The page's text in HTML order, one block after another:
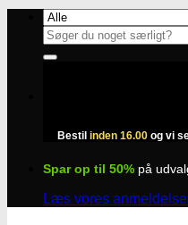
Fortsæt
indhold
Søg
efter:
Bestil inden 16.00 og vi
Spar op til 50% på
Læs vores